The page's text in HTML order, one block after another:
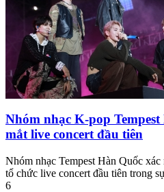
Nhóm nhạc K-pop
mắt live concert đầu tiên
Nhóm nhạc Tempest Hàn Quốc
tổ chức live concert đầu tiên trong
6